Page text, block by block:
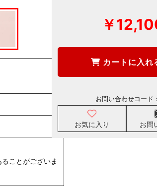
ことがございま
￥
カートに入れ
お気に入り お問
お問い合わせコード：